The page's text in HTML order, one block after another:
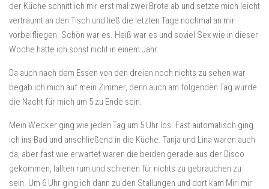
der Küche schnitt ich mir erst mal zwei Brote ab und setzte mich leicht
verträumt an den Tisch und ließ die letzten Tage nochmal an mir
vorbeifliegen. Schön war es. Heiß war es und soviel Sex wie in dieser
Woche hatte ich sonst nicht in einem Jahr.
Da auch nach dem Essen von den dreien noch nichts zu sehen war
begab ich mich auf mein Zimmer, denn auch am folgenden Tag würde
die Nacht für mich um 5 zu Ende sein.
Mein Wecker ging wie jeden Tag um 5 Uhr los. Fast automatisch ging
ich ins Bad und anschließend in die Küche. Tanja und Lina waren auch
da, aber fast wie erwartet waren die beiden gerade aus der Disco
gekommen, lallten rum und schienen für nichts zu gebrauchen zu
sein. Um 6 Uhr ging ich dann zu den Stallungen und dort kam Miri mir